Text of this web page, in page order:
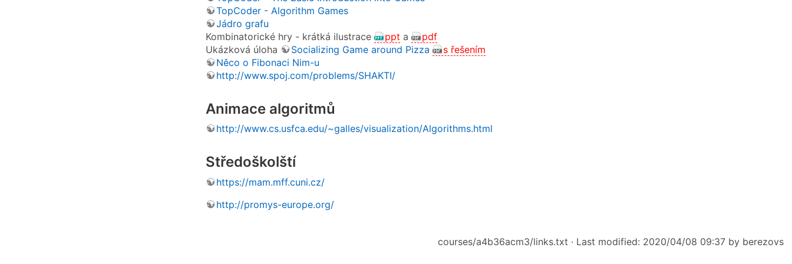
TopCoder - Algorithm Games
Jádro grafu
Kombinatorické hry - krátká ilustrace
ppt a
pdf
Ukázková úloha
Socializing Game around Pizza
s řešením
Něco o Fibonaci Nim-u
http://www.spoj.com/problems/SHAKTI/
Animace algoritmů
http://www.cs.usfca.edu/~galles/visualization/Algorithms.html
Středoškolští
https://mam.mff.cuni.cz/
http://promys-europe.org/
courses/a4b36acm3/links.txt · Last modified: 2020/04/08 09:37 by berezovs